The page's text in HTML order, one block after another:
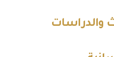
والدراسات